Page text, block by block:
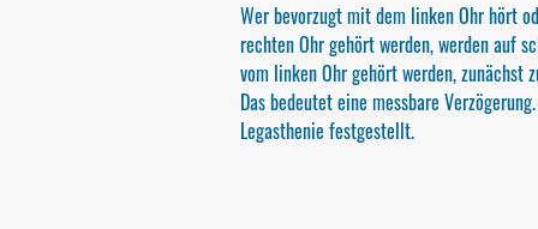
Wer bevorzugt mit dem linken Ohr hört
rechten Ohr gehört werden, werden auf
vom linken Ohr gehört werden,
Das bedeutet eine messbare
Legasthenie festgestellt.